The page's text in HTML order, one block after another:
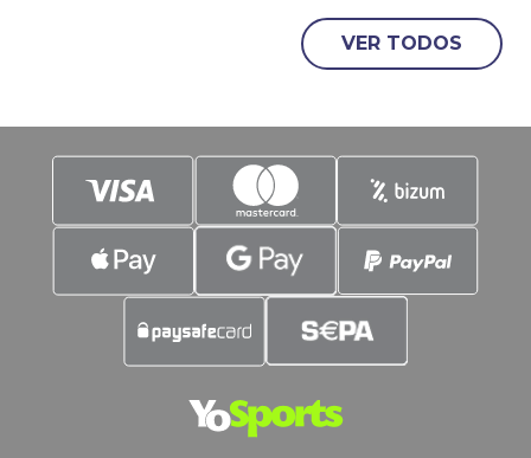
vigente y, no nos confundamos, estos
duelos suelen dejar espectáculo, y
goles. Es justo en estos parámetros en
VER TODOS